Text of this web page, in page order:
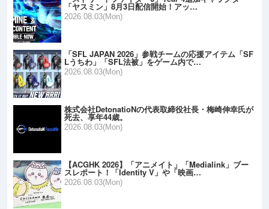
「ヤスミン」8月3日配信開始！アッ…
2026.08.03(Mon)
「SFL JAPAN 2026」参戦チームの応援アイテム「SF
Lうちわ」「SFL法被」をゲーム内で…
2026.08.03(Mon)
株式会社DetonatioNの代表取締役社長・梅崎伸幸氏が
死去、享年44歳。
2026.08.03(Mon)
【ACGHK 2026】「アニメイト」「Medialink」ブー
スレポート！「Identity V」や「映画…
2026.08.03(Mon)